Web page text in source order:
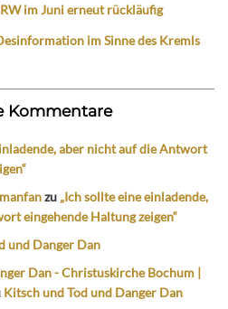
im Juni erneut rückläufig
im Sinne des Kremls
Kommentare
aber nicht auf die Antwort
zu „Ich sollte eine einladende,
eingehende Haltung zeigen“
und Danger Dan
Dan - Christuskirche Bochum |
Kitsch und Tod und Danger Dan